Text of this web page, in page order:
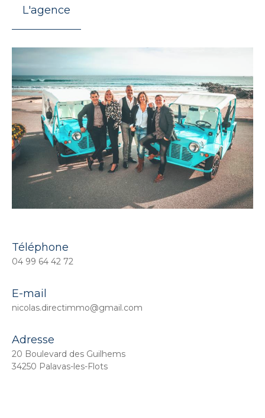
L'agence
Téléphone
04 99 64 42 72
E-mail
nicolas.directimmo@gmail.com
Adresse
20 Boulevard des Guilhems
34250 Palavas-les-Flots